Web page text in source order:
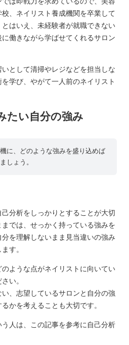
、ネイリスト養成機関を卒業して
はいえ、未経験者が就職できない
働きながら学ばせてくれるサロン
として清掃やレジなどを担当しな
学び、やがて一人前のネイリスト
たい自分の強み
に、どのような強みを盛り込めば
しょう。
分析をしっかりとすることが大切
では、せっかく持っている強みを
を理解しないまま見当違いの強み
す。
ような点がネイリストに向いてい
い。
、志望しているサロンと自分の強
かを考えることも大切です。
人は、この記事を参考に自己分析